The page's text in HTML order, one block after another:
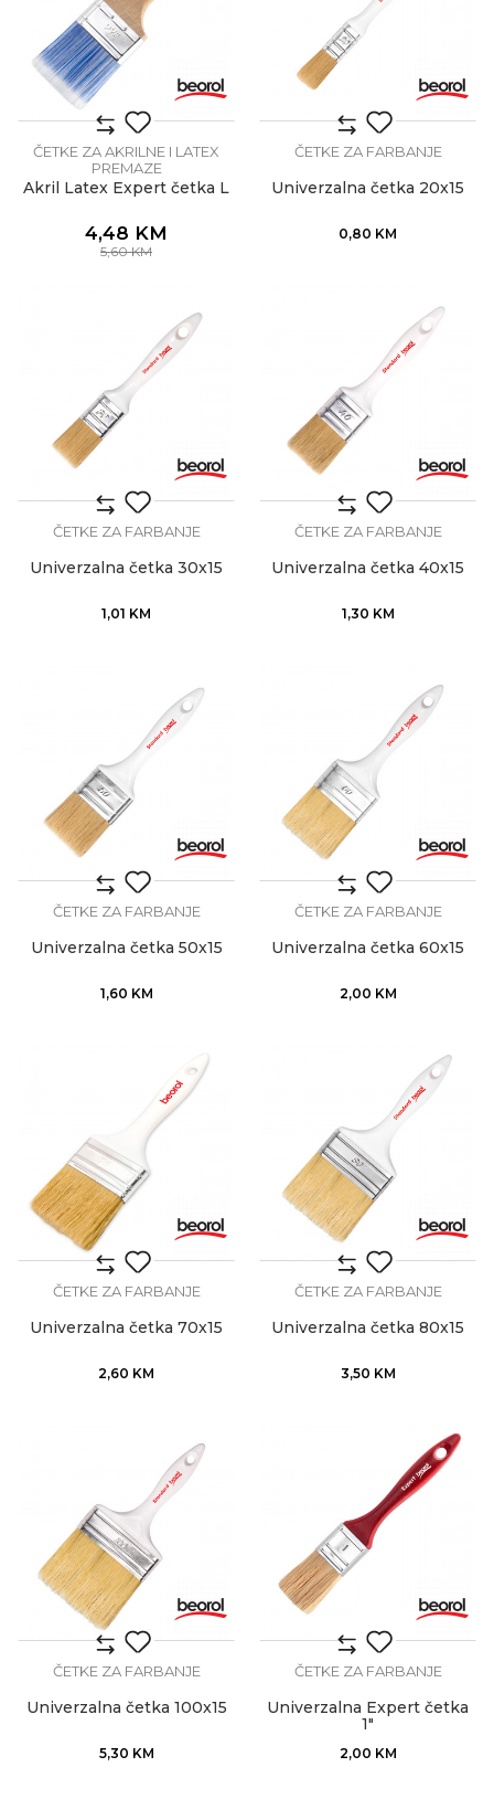
ČETKE ZA AKRILNE I LATEX
PREMAZE
Akril Latex Expert četka L
4,48 KM
5,60KM
ČETKE ZA FARBANJE
Univerzalna četka 20x15
0,80 KM
ČETKE ZA FARBANJE
Univerzalna četka 30x15
1,01 KM
ČETKE ZA FARBANJE
Univerzalna četka 40x15
1,30 KM
ČETKE ZA FARBANJE
Univerzalna četka 50x15
1,60 KM
ČETKE ZA FARBANJE
Univerzalna četka 60x15
2,00 KM
ČETKE ZA FARBANJE
Univerzalna četka 70x15
2,60 KM
ČETKE ZA FARBANJE
Univerzalna četka 80x15
3,50 KM
ČETKE ZA FARBANJE
Univerzalna četka 100x15
5,30 KM
ČETKE ZA FARBANJE
Univerzalna Expert četka
1"
2,00 KM